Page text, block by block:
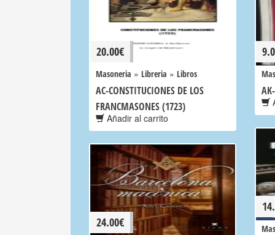
20.00€
Masoneria » Libreria » Libros
AC-CONSTITUCIONES DE LOS
FRANCMASONES (1723)
Añadir al carrito
24.00€